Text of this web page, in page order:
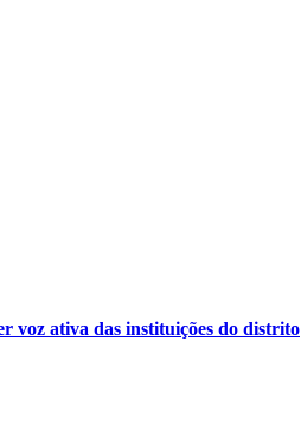
voz ativa das instituições do distrito